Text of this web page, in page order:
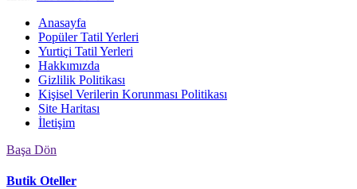
Anasayfa
Popüler Tatil Yerleri
Yurtiçi Tatil Yerleri
Hakkımızda
Gizlilik Politikası
Kişisel Verilerin Korunması Politikası
Site Haritası
İletişim
Başa Dön
Butik Oteller